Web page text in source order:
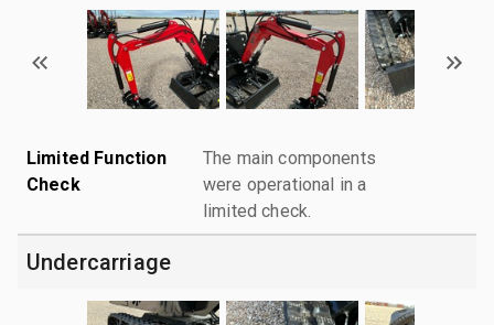
Limited Function
Check
The main components
were operational in a
limited check.
Undercarriage